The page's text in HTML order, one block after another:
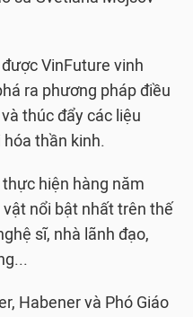
VinFuture vinh
ra phương pháp điều
thúc đẩy các liệu
thần kinh.
hiện hàng năm
nổi bật nhất trên thế
sĩ, nhà lãnh đạo,
Habener và Phó Giáo